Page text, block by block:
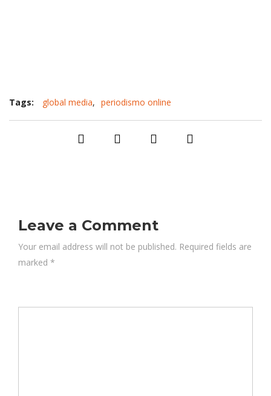
Tags: global media, periodismo online
Leave a Comment
Your email address will not be published. Required fields are
marked *